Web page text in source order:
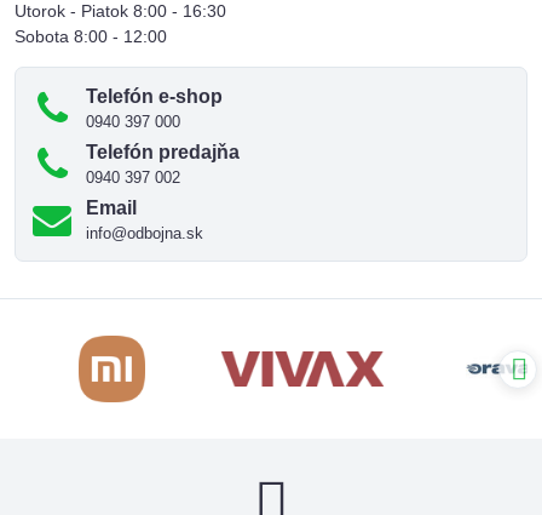
Utorok - Piatok 8:00 - 16:30
Sobota 8:00 - 12:00
Telefón e-shop
0940 397 000
Telefón predajňa
0940 397 002
Email
info@odbojna.sk